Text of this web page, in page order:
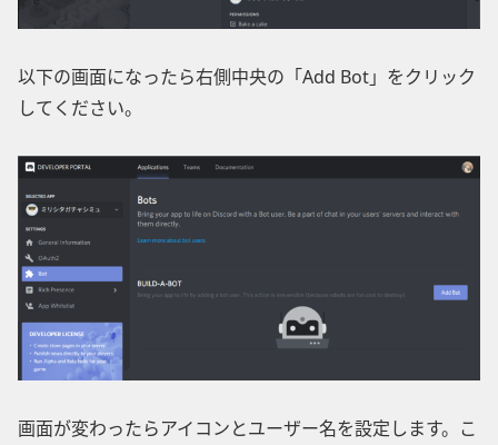
以下の画面になったら右側中央の「Add Bot」をクリック
してください。
画面が変わったらアイコンとユーザー名を設定します。こ